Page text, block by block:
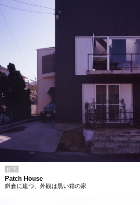
住宅
Patch House
鎌倉に建つ、外観は黒い箱の家